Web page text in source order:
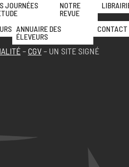
JOURNÉES
NOTRE
REVUE
ANNUAIRE DES
ÉLEVEURS
CONTACT
– CGV– UN SITE SIGNÉ